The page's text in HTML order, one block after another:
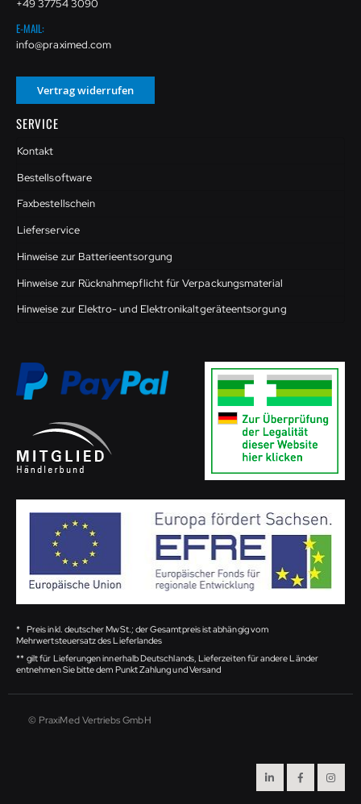
+49 37754 3090
E-MAIL:
info@praximed.com
Vertrag widerrufen
SERVICE
Kontakt
Bestellsoftware
Faxbestellschein
Lieferservice
Hinweise zur Batterieentsorgung
Hinweise zur Rücknahmepflicht für Verpackungsmaterial
Hinweise zur Elektro- und Elektronikaltgeräteentsorgung
* Preis inkl. deutscher MwSt.; der Gesamtpreis ist abhängig vom
Mehrwertsteuersatz des Lieferlandes
** gilt für Lieferungen innerhalb Deutschlands, Lieferzeiten für andere Länder
entnehmen Sie bitte dem Punkt Zahlung und Versand
© PraxiMed Vertriebs GmbH